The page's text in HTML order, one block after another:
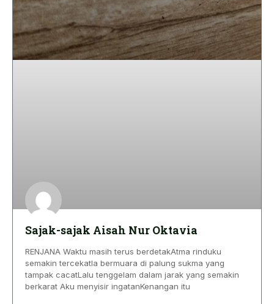
Sajak-sajak Aisah Nur Oktavia
RENJANA Waktu masih terus berdetakAtma rinduku
semakin tercekatIa bermuara di palung sukma yang
tampak cacatLalu tenggelam dalam jarak yang semakin
berkarat Aku menyisir ingatanKenangan itu